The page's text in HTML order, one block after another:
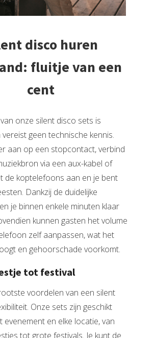
disco huren
fluitje van een
cent
onze silent disco sets is
geen technische kennis.
aan op een stopcontact, verbind
via een aux-kabel of
de koptelefoons aan en je bent
Dankzij de duidelijke
je binnen enkele minuten klaar
kunnen gasten het volume
zelf aanpassen, wat het
en gehoorschade voorkomt.
tot festival
voordelen van een silent
Onze sets zijn geschikt
en elke locatie, van
tot grote festivals. Je kunt de